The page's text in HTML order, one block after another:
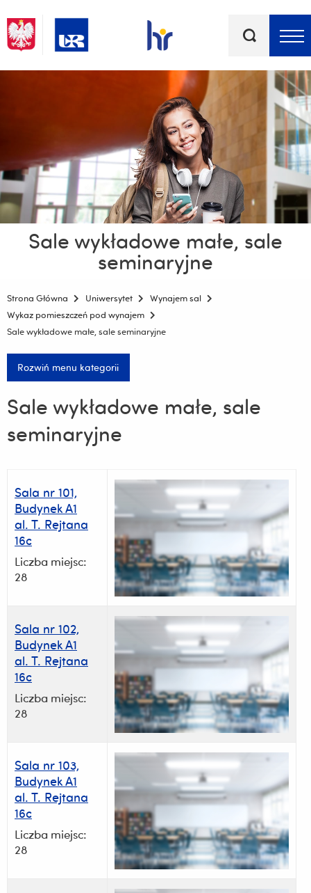
kluczowe
Sale wykładowe małe, sale
seminaryjne
Strona Główna Uniwersytet
Wynajem sal
Wykaz pomieszczeń pod wynajem
Sale wykładowe małe, sale seminaryjne
Rozwiń menu kategorii
Sale wykładowe małe, sale
seminaryjne
Sala nr 101,
Budynek A1
al. T. Rejtana
16c
Liczba miejsc:
28
Sala nr 102,
Budynek A1
al. T. Rejtana
16c
Liczba miejsc:
28
Sala nr 103,
Budynek A1
al. T. Rejtana
16c
Liczba miejsc:
28